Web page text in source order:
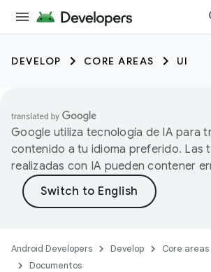
DEVELOP CORE AREAS UI
Google utiliza tecnología de IA para
contenido a tu idioma preferido. Las
realizadas con IA pueden contener
Android Developers Develop Core areas
Documentos